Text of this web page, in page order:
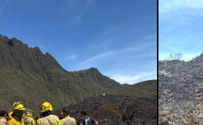
o
o
k
er